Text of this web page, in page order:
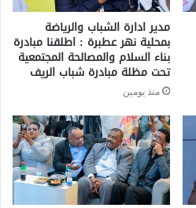
مدير ادارة الشباب والرياضة
بمحلية نهر عطبرة : اطلقنا مبادرة
بناء السلام والمصالحة المجتمعية
تحت مظلة مبادرة شباب الريف
منذ يومين